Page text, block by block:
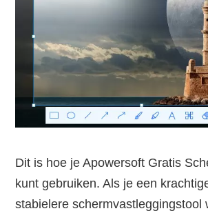
Dit is hoe je Apowersoft Gratis
kunt gebruiken. Als je een
stabielere schermvastleggingstool